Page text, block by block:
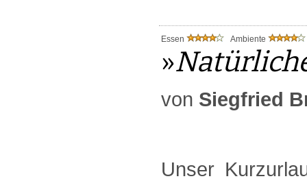
Essen Ambiente
»
von Siegfried
Unser